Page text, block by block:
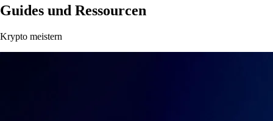
Guides und Ressourcen
Krypto meistern